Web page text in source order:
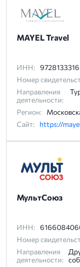
MAYEL Travel
ИНН: 9728133316
Номер
Направления
деятельности:
Регион:
Сайт:
https://
МультСоюз
ИНН:
Номер
Направления
деятельности: